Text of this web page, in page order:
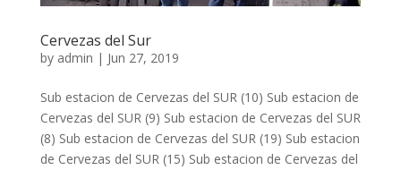
Cervezas del Sur
by admin | Jun 27, 2019
Sub estacion de Cervezas del SUR (10) Sub estacion de
Cervezas del SUR (9) Sub estacion de Cervezas del SUR
(8) Sub estacion de Cervezas del SUR (19) Sub estacion
de Cervezas del SUR (15) Sub estacion de Cervezas del